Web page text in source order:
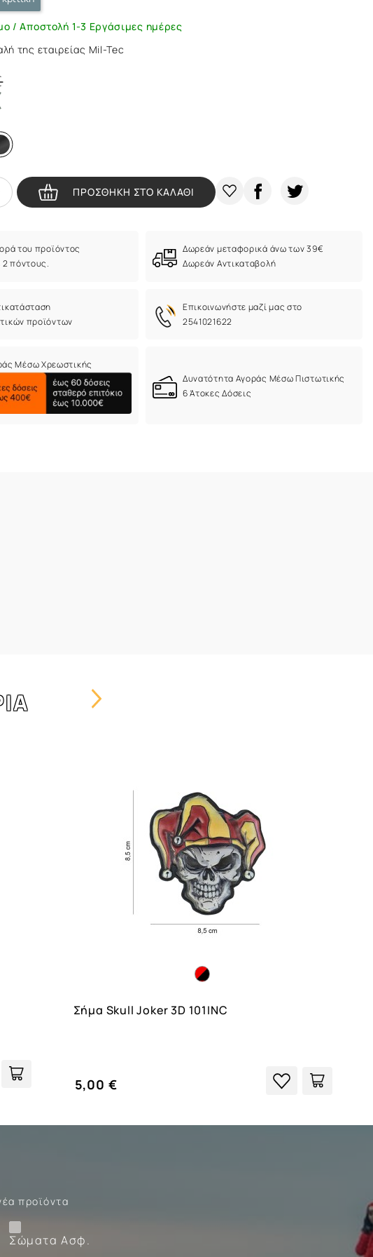
/ Αποστολή 1-3 Εργάσιμες ημέρες
της εταιρείας Mil-Tec
Quantity ΠΡΟΣΘΗΚΗ ΣΤΟ ΚΑΛΑΘΙ
του προϊόντος
2 πόντους.
Δωρεάν μεταφορικά άνω των 39€
Δωρεάν Αντικαταβολή
προϊόντων
Eπικοινωνήστε μαζί μας στο
2541021622
Μέσω Χρεωστικής
Δυνατότητα Αγοράς Μέσω Πιστωτικής
6 Άτοκες Δόσεις
Σήμα Skull Joker 3D 101INC
5,00 €
προϊόντα
Σώματα Ασφ.